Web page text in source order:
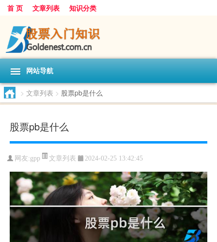
首 页 文章列表 知识分类
网站导航
> 文章列表 > 股票pb是什么
股票pb是什么
网友:gpp 文章列表 2024-02-25 13:42:45